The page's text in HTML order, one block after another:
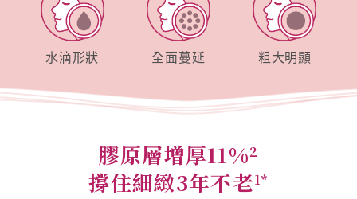
水滴形狀 全面蔓延 粗大明顯
膠原層增厚11%2
撐住細緻3年不老1*